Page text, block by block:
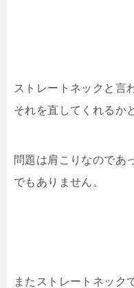
ストレートネックと言
それを直してくれるか
問題は肩こりなのであ
でもありません。
またストレートネック